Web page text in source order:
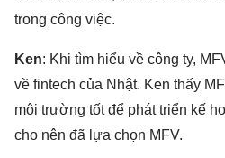
trong công việc.
Ken: Khi tìm hiểu về công ty,
về fintech của Nhật. Ken thấy
môi trường tốt để phát triển kế
cho nên đã lựa chọn MFV.